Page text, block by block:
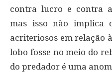
contra lucro e contra
mas isso não implica
acriteriosos em relação
lobo fosse no meio do
do predador é uma